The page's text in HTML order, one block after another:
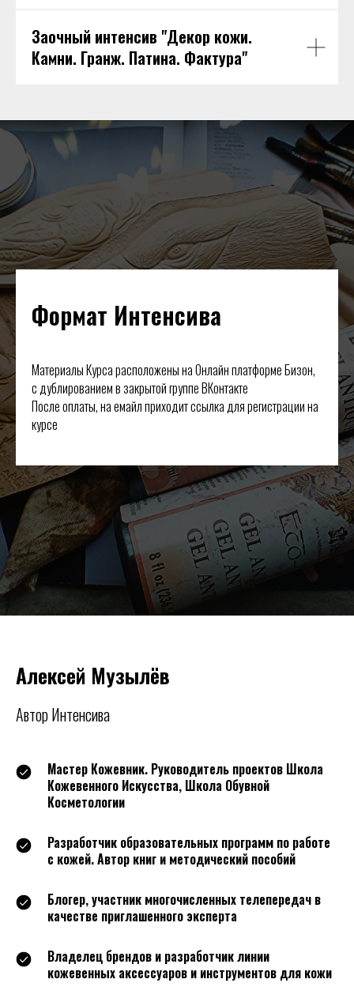
Заочный интенсив "Декор кожи.
Камни. Гранж. Патина. Фактура"
Формат Интенсива
Материалы Курса расположены на Онлайн платформе Бизон,
с дублированием в закрытой группе ВКонтакте
После оплаты, на емайл приходит ссылка для регистрации на
курсе
Алексей Музылёв
Автор Интенсива
Мастер Кожевник. Руководитель проектов Школа
Кожевенного Искусства, Школа Обувной
Косметологии
Разработчик образовательных программ по работе
с кожей. Автор книг и методический пособий
Блогер, участник многочисленных телепередач в
качестве приглашенного эксперта
Владелец брендов и разработчик линии
кожевенных аксессуаров и инструментов для кожи